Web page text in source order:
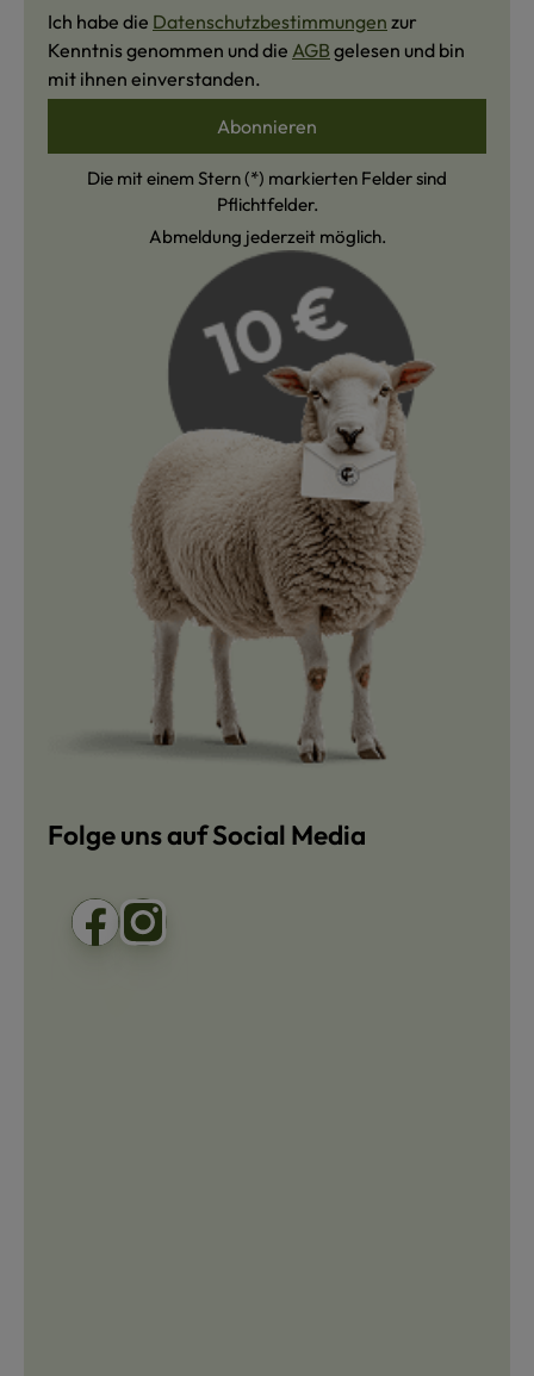
Ich habe die Datenschutzbestimmungen zur
Kenntnis genommen und die AGB gelesen und bin
mit ihnen einverstanden.
Abonnieren
Die mit einem Stern (*) markierten Felder sind
Pflichtfelder.
Abmeldung jederzeit möglich.
Folge uns auf Social Media